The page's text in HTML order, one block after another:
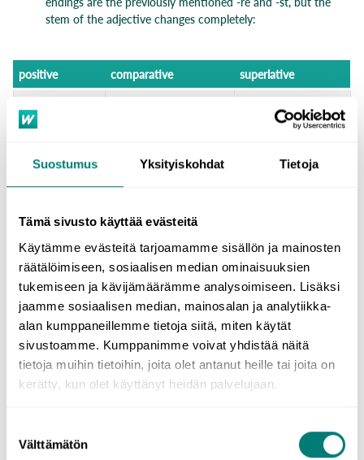
Suostumus Yksityiskohdat Tietoja
Tämä sivusto käyttää evästeitä
Käytämme evästeitä tarjoamamme sisällön ja mainosten
räätälöimiseen, sosiaalisen median ominaisuuksien
tukemiseen ja kävijämäärämme analysoimiseen. Lisäksi
jaamme sosiaalisen median, mainosalan ja analytiikka-
alan kumppaneillemme tietoja siitä, miten käytät
sivustoamme. Kumppanimme voivat yhdistää näitä
tietoja muihin tietoihin, joita olet antanut heille tai joita on
kerätty, kun olet käyttänyt heidän palvelujaan.
valinta
Välttämätön
stem of the adjective changes completely:
positive comparative superlative
gammal
liten
mindre
dålig
sämre
Camilla är enbättreläkare än Martina.
Camilla is abetterdoctor than Martina.
The comparative and superlative of adjectives ending in -isk
and participles (e.g. the endings –ande, – endeand –ad) are
formed with the help of the words meraandmest
positive comparative superlati
praktisk